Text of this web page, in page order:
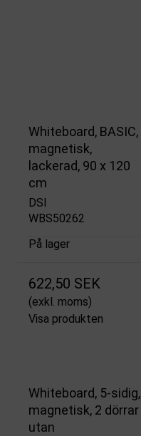
Whiteboard, BASIC,
magnetisk,
lackerad, 90 x 120
cm
DSI
WBS50262
På lager
622,50 SEK
(exkl. moms)
Visa produkten
Whiteboard, 5-sidig,
magnetisk, 2 dörrar
utan